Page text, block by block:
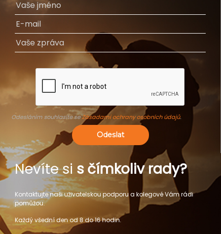
Odesláním souhlasíte seZásadami ochrany osobních údajů.
Odeslat
Nevíte si s čímkoliv rady?
Kontaktujte naši uživatelskou podporu a kolegové Vám rádi
pomůžou.
Každý všední den od 8 do 16 hodin.